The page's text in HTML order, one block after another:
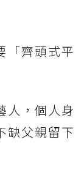
「齊頭式平
人，個人身
缺父親留下